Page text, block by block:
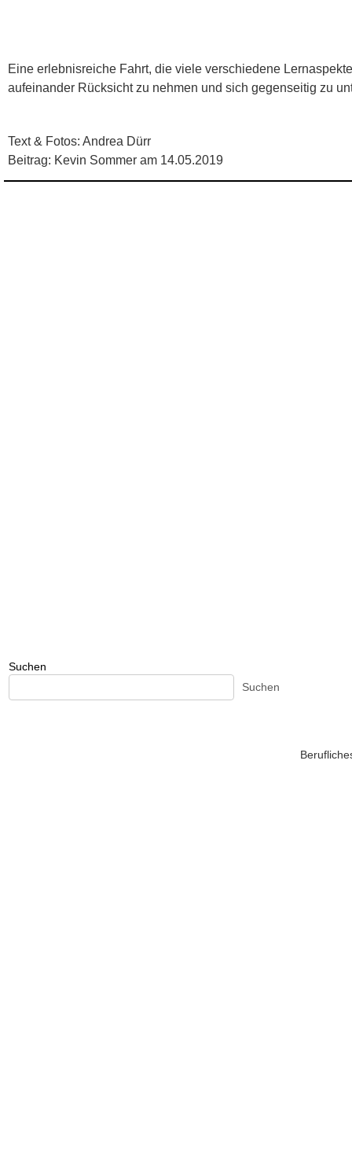
Eine erlebnisreiche Fahrt, die viele verschiedene
aufeinander Rücksicht zu nehmen und sich gegenseitig zu
Text & Fotos: Andrea Dürr
Beitrag: Kevin Sommer am 14.05.2019
Suchen
Suchen